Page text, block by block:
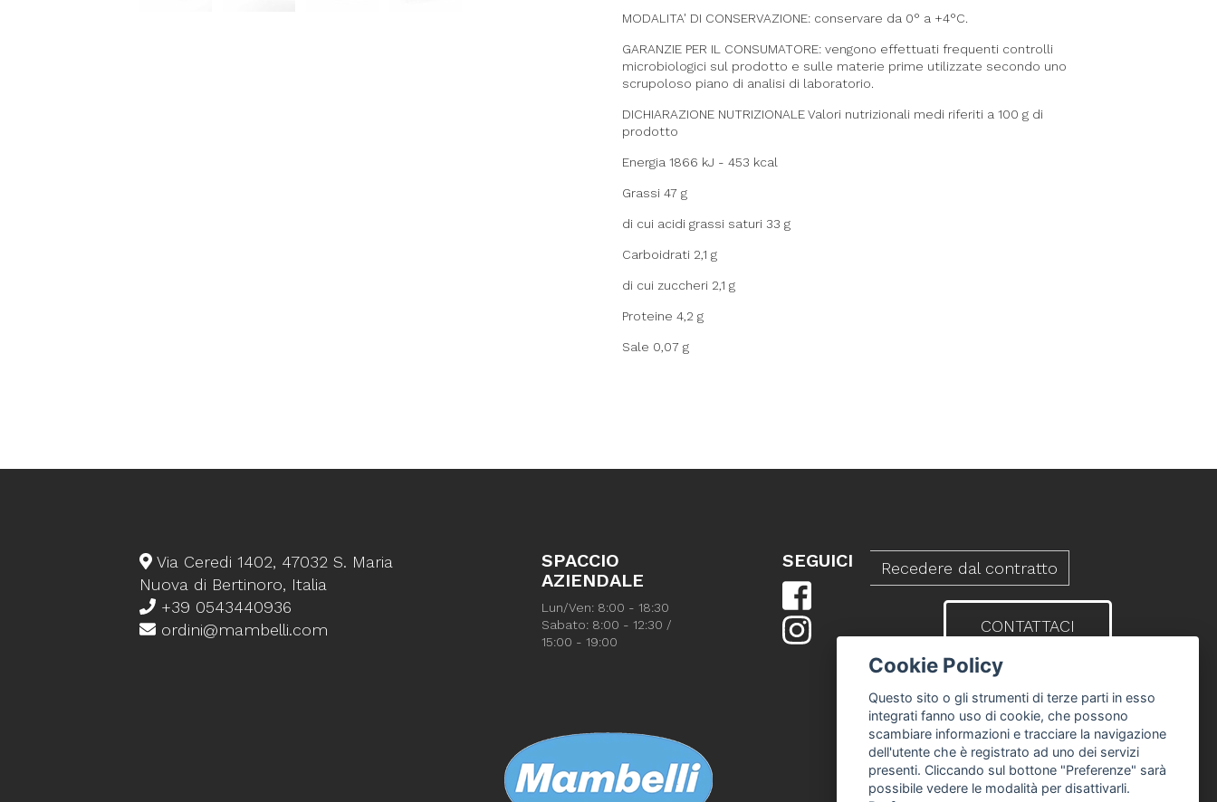
MODALITA' DI CONSERVAZIONE: conservare da 0° a +4°C.
GARANZIE PER IL CONSUMATORE: vengono effettuati frequenti controlli
microbiologici sul prodotto e sulle materie prime utilizzate secondo uno
scrupoloso piano di analisi di laboratorio.
DICHIARAZIONE NUTRIZIONALE Valori nutrizionali medi riferiti a 100 g di
prodotto
Energia 1866 kJ - 453 kcal
Grassi 47 g
di cui acidi grassi saturi 33 g
Carboidrati 2,1 g
di cui zuccheri 2,1 g
Proteine 4,2 g
Sale 0,07 g
Via Ceredi 1402, 47032 S. Maria
Nuova di Bertinoro, Italia
+39 0543440936
ordini@mambelli.com
SPACCIO
AZIENDALE
Lun/Ven: 8:00 - 18:30
Sabato: 8:00 - 12:30 /
15:00 - 19:00
SEGUICI Recedere dal contratto
CONTATTACI
Cookie Policy
Questo sito o gli strumenti di terze parti in esso
integrati fanno uso di cookie, che possono
scambiare informazioni e tracciare la navigazione
dell'utente che è registrato ad uno dei servizi
presenti. Cliccando sul bottone "Preferenze" sarà
possibile vedere le modalità per disattivarli.